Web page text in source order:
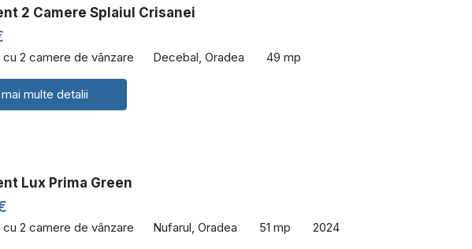
2 Camere Splaiul Crisanei
2 camere de vânzare Decebal, Oradea 49 mp
multe detalii
Lux Prima Green
2 camere de vânzare Nufarul, Oradea 51 mp 2024